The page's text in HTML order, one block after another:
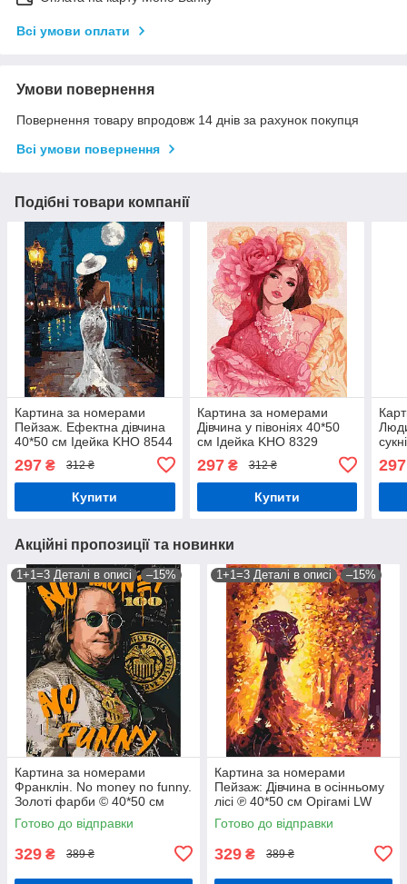
Всі умови оплати
Умови повернення
Повернення товару впродовж 14 днів за рахунок покупця
Всі умови повернення
Подібні товари компанії
Картина за номерами
Пейзаж. Ефектна дівчина
40*50 см Ідейка KHO 8544
297 ₴ 312 ₴
Купити
Картина за номерами
Дівчина у півоніях 40*50
см Ідейка KHO 8329
297₴ 312 ₴
Купити
297
Акційні пропозиції та новинки
1+1=3 Деталі в описі –15%
Картина за номерами
Франклін. No money no funny.
Золоті фарби © 40*50 см
Орігамі LW 3284
Готово до відправки
329 ₴ 389 ₴
1+1=3 Деталі в описі –15%
Картина за номерами
Пейзаж: Дівчина в осінньому
лісі ℗ 40*50 см Орігамі LW
3062
Готово до відправки
329 ₴ 389 ₴